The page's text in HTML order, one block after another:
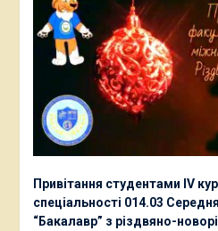
Привітання студентами ІV
спеціальності 014.03
“Бакалавр” з різдвяно-